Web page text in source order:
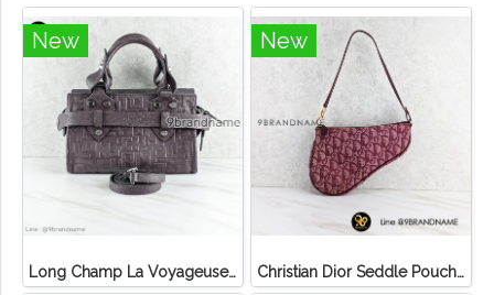
New
Long Champ La Voyageuse Bag Leather
New
Christian Dior Seddle Pouch Accessory Hand Bag